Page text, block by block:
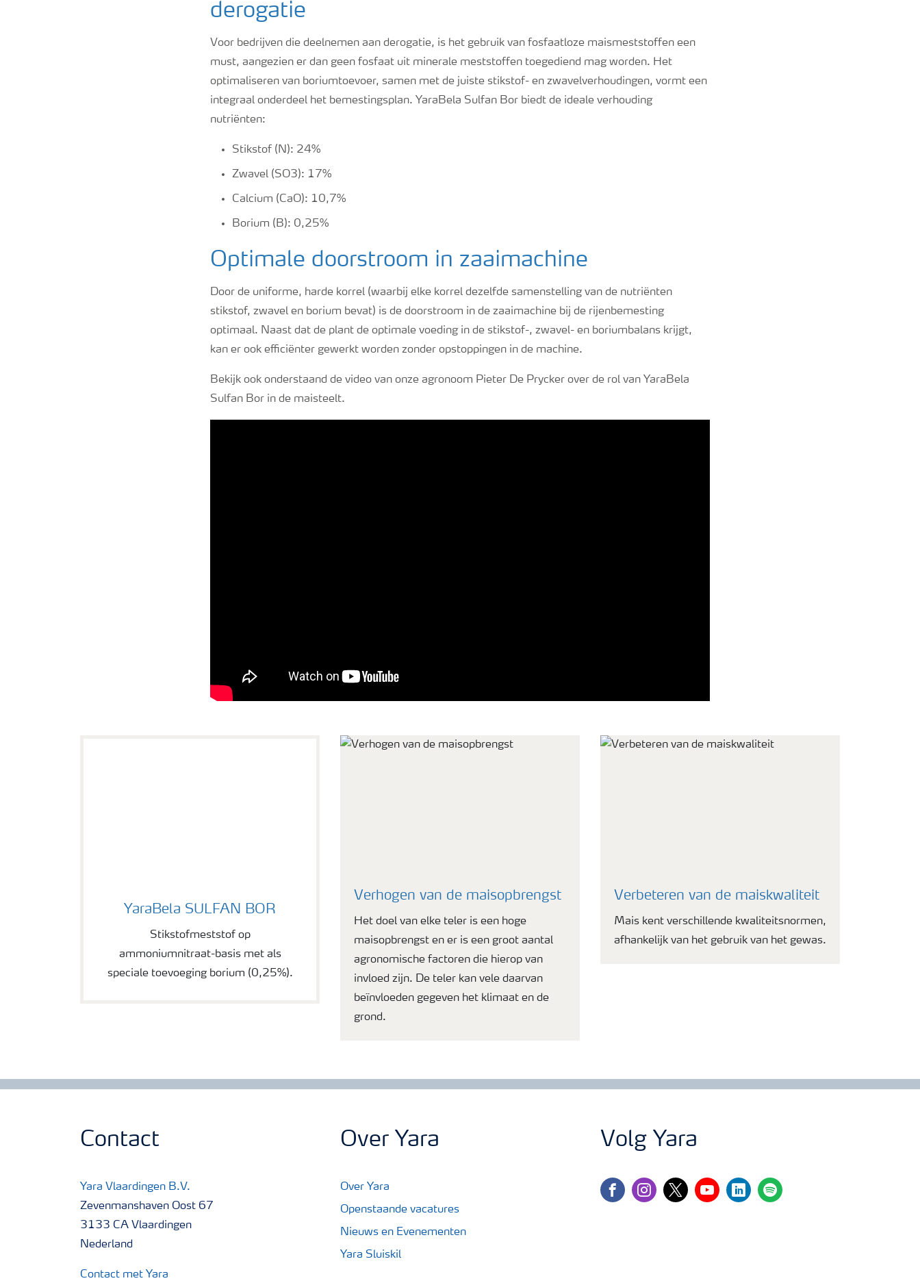
derogatie
Voor bedrijven die deelnemen aan derogatie, is het gebruik van fosfaatloze maismeststoffen een
must, aangezien er dan geen fosfaat uit minerale meststoffen toegediend mag worden. Het
optimaliseren van boriumtoevoer, samen met de juiste stikstof- en zwavelverhoudingen, vormt een
integraal onderdeel het bemestingsplan. YaraBela Sulfan Bor biedt de ideale verhouding
nutriënten:
Stikstof (N): 24%
Zwavel (SO3): 17%
Calcium (CaO): 10,7%
Borium (B): 0,25%
Optimale doorstroom in zaaimachine
Door de uniforme, harde korrel (waarbij elke korrel dezelfde samenstelling van de nutriënten
stikstof, zwavel en borium bevat) is de doorstroom in de zaaimachine bij de rijenbemesting
optimaal. Naast dat de plant de optimale voeding in de stikstof-, zwavel- en boriumbalans krijgt,
kan er ook efficiënter gewerkt worden zonder opstoppingen in de machine.
Bekijk ook onderstaand de video van onze agronoom Pieter De Prycker over de rol van YaraBela
Sulfan Bor in de maisteelt.
YaraBela SULFAN BOR
Stikstofmeststof op
ammoniumnitraat-basis met als
speciale toevoeging borium (0,25%).
Verhogen van de maisopbrengst
Het doel van elke teler is een hoge
maisopbrengst en er is een groot aantal
agronomische factoren die hierop van
invloed zijn. De teler kan vele daarvan
beïnvloeden gegeven het klimaat en de
grond.
Verbeteren van de maiskwaliteit
Mais kent verschillende kwaliteitsnormen,
afhankelijk van het gebruik van het gewas.
Contact
Yara Vlaardingen B.V.
Zevenmanshaven Oost 67
3133 CA Vlaardingen
Nederland
Contact met Yara
Over Yara
Over Yara
Openstaande vacatures
Nieuws en Evenementen
Yara Sluiskil
Volg Yara
facebookinstagram
twitteryoutubelinkedinspotify